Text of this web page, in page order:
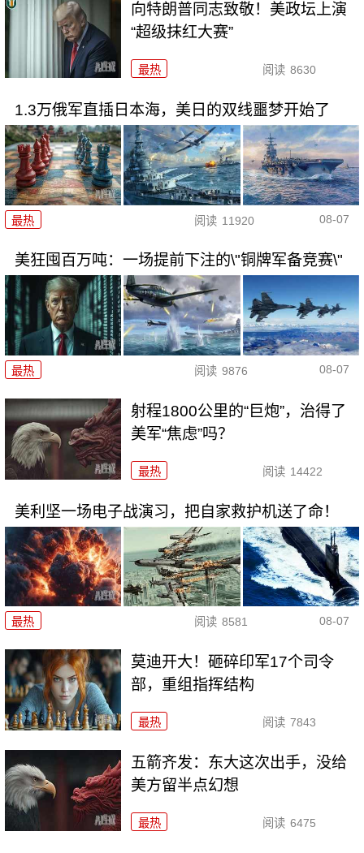
向特朗普同志致敬！美政坛上演
“超级抹红大赛”
最热 阅读 8630
1.3万俄军直插日本海，美日的双线噩梦开始了
最热 阅读 11920 08-07
美狂囤百万吨：一场提前下注的\"铜牌军备竞赛\"
最热 阅读 9876 08-07
射程1800公里的“巨炮”，治得了
美军“焦虑”吗？
最热 阅读 14422
美利坚一场电子战演习，把自家救护机送了命！
最热 阅读 8581 08-07
莫迪开大！砸碎印军17个司令
部，重组指挥结构
最热 阅读 7843
五箭齐发：东大这次出手，没给
美方留半点幻想
最热 阅读 6475